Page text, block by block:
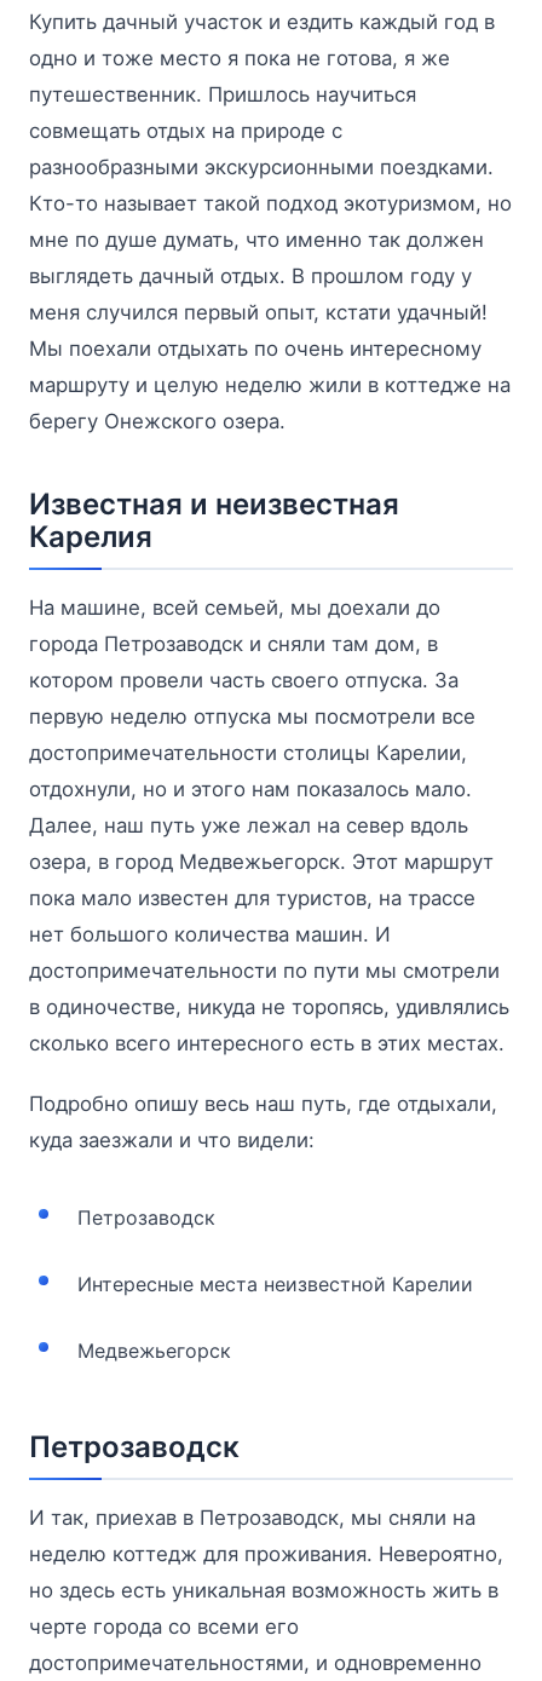
Купить дачный участок и ездить каждый год в
одно и тоже место я пока не готова, я же
путешественник. Пришлось научиться
совмещать отдых на природе с
разнообразными экскурсионными поездками.
Кто-то называет такой подход экотуризмом, но
мне по душе думать, что именно так должен
выглядеть дачный отдых. В прошлом году у
меня случился первый опыт, кстати удачный!
Мы поехали отдыхать по очень интересному
маршруту и целую неделю жили в коттедже на
берегу Онежского озера.
Известная и неизвестная
Карелия
На машине, всей семьей, мы доехали до
города Петрозаводск и сняли там дом, в
котором провели часть своего отпуска. За
первую неделю отпуска мы посмотрели все
достопримечательности столицы Карелии,
отдохнули, но и этого нам показалось мало.
Далее, наш путь уже лежал на север вдоль
озера, в город Медвежьегорск. Этот маршрут
пока мало известен для туристов, на трассе
нет большого количества машин. И
достопримечательности по пути мы смотрели
в одиночестве, никуда не торопясь, удивлялись
сколько всего интересного есть в этих местах.
Подробно опишу весь наш путь, где отдыхали,
куда заезжали и что видели:
Петрозаводск
Интересные места неизвестной Карелии
Медвежьегорск
Петрозаводск
И так, приехав в Петрозаводск, мы сняли на
неделю коттедж для проживания. Невероятно,
но здесь есть уникальная возможность жить в
черте города со всеми его
достопримечательностями, и одновременно